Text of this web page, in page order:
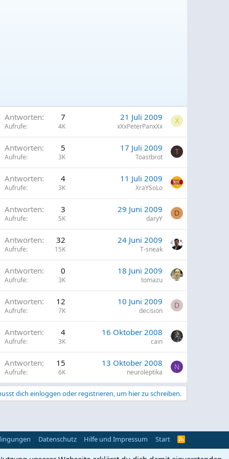
Antworten 7
Aufrufe 4K
21 Juli 2009
xXxPeterPanxXx
X
Antworten 5
Aufrufe 3K
17 Juli 2009
Toastbrot
T
Antworten 4
Aufrufe 3K
11 Juli 2009
XraYSoLo
Antworten 3
Aufrufe 5K
29 Juni 2009
daryY
D
Antworten 32
Aufrufe 15K
24 Juni 2009
T-sneak
Antworten 0
Aufrufe 3K
18 Juni 2009
tomazu
Antworten 12
Aufrufe 7K
10 Juni 2009
decision
D
Antworten 4
Aufrufe 3K
16 Oktober 2008
cain
Antworten 15
Aufrufe 6K
13 Oktober 2008
neuroleptika
N
dich einloggen oder registrieren, um hier zu schreiben.
Datenschutz Hilfe und Impressum Start
R